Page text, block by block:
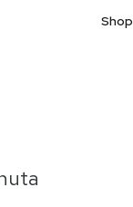
Shop